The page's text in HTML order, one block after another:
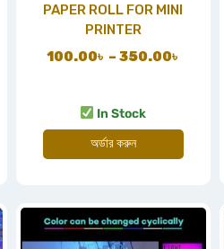
PAPER ROLL FOR MINI
PRINTER
100.00৳ – 350.00৳
In Stock
অর্ডার করুন